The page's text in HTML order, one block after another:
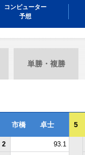
コンピューター
予想
単勝・複勝
市橋 卓士 5
2 93.1